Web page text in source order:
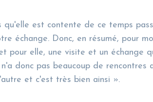
est contente de ce temps
échange. Donc, en résumé, pour
pour elle, une visite et un échange
donc pas beaucoup de rencontres
et c'est très bien ainsi ».